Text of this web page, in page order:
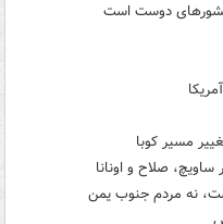
کشورهای دوست است
مسیر کوبا
صلاح و اونانا
نه مردم جنوب یمن